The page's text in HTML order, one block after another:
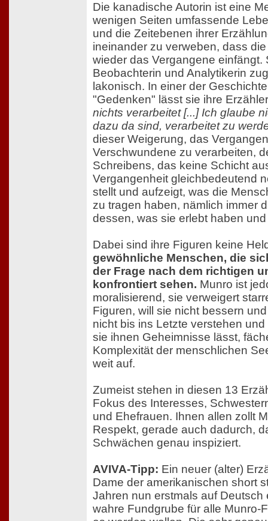
Die kanadische Autorin ist eine
wenigen Seiten umfassende
und die Zeitebenen ihrer
ineinander zu verweben, dass
wieder das Vergangene einfängt.
Beobachterin und Analytikerin
lakonisch. In einer der
"Gedenken" lässt sie ihre
nichts verarbeitet [...] Ich glaube
dazu da sind, verarbeitet zu
dieser Weigerung, das
Verschwundene zu verarbeiten,
Schreibens, das keine Schicht
Vergangenheit gleichbedeutend
stellt und aufzeigt, was die
zu tragen haben, nämlich immer
dessen, was sie erlebt haben
Dabei sind ihre Figuren keine
gewöhnliche Menschen, die
der Frage nach dem richtigen
konfrontiert sehen. Munro ist
moralisierend, sie verweigert
Figuren, will sie nicht bessern
nicht bis ins Letzte verstehen
sie ihnen Geheimnisse lässt,
Komplexität der menschlichen
weit auf.
Zumeist stehen in diesen 13
Fokus des Interesses,
und Ehefrauen. Ihnen allen zollt
Respekt, gerade auch dadurch,
Schwächen genau inspiziert.
AVIVA-Tipp: Ein neuer (alter)
Dame der amerikanischen short
Jahren nun erstmals auf Deutsch
wahre Fundgrube für alle Munro-